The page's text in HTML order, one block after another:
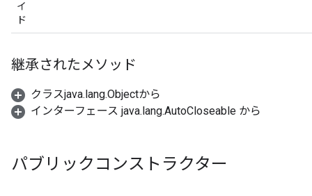
イ
ド
継承されたメソッド
クラスjava.lang.Objectから
インターフェース java.lang.AutoCloseable から
パブリックコンストラクター